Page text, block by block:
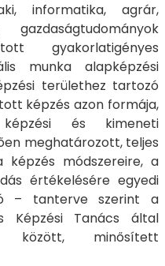
informatika, agrár,
gyakorlatigényes
munka alapképzési
területhez tartozó
képzés azon formája,
és kimeneti
meghatározott, teljes
képzés módszereire, a
értékelésére egyedi
– tanterve szerint a
Képzési Tanács által
között, minősített